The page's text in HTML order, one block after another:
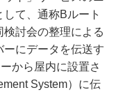
て、通称Bルート
討会の整理による
ーにデータを伝送す
から屋内に設置さ
System）に伝